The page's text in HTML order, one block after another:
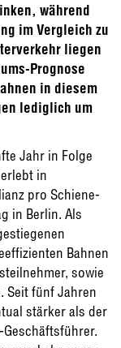
während
im Vergleich zu
liegen
Prognose
in diesem
lediglich um
Jahr in Folge
in
pro Schiene-
in Berlin. Als
Bahnen
sowie
fünf Jahren
stärker als der